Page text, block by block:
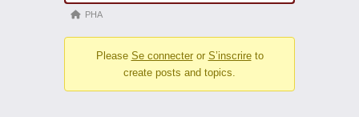
forum
Fil PHA
Please Se connecteror S’inscrireto
create posts and topics.